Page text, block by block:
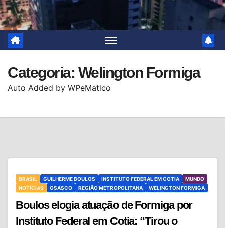
Categoria: Welington Formiga
Auto Added by WPeMatico
BRASIL GUILHERME BOULOS INSTITUTO FEDERAL EM COTIA
MUNDO
NOTÍCIAS
OSASCO REGIÃO METROPOLITANA WELINGTON FORMIGA
Boulos elogia atuação de Formiga por
Instituto Federal em Cotia: “Tirou o